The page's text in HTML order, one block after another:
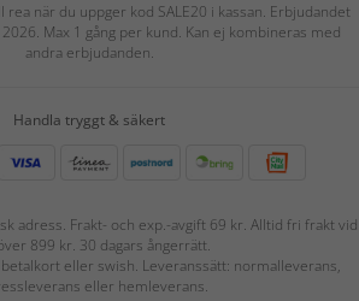
rea när du uppger kod SALE20 i kassan. Erbjudandet
Max 1 gång per kund. Kan ej kombineras med
andra erbjudanden.
Handla tryggt & säkert
adress. Frakt- och exp.-avgift 69 kr. Alltid fri frakt vid
899 kr. 30 dagars ångerrätt.
eller swish. Leveranssätt: normalleverans,
eller hemleverans.